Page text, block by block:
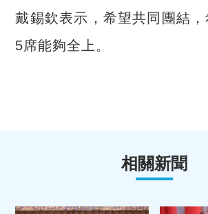
戴錫欽表示，希望共同團結
5席能夠全上。
相關新聞